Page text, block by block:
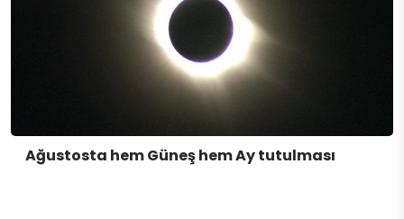
Ağustosta hem Güneş hem Ay tutulması